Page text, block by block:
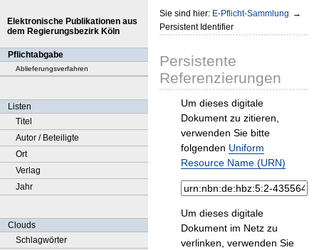
Elektronische Publikationen aus
dem Regierungsbezirk Köln
Pflichtabgabe
Ablieferungsverfahren
Listen
Titel
Autor / Beteiligte
Ort
Verlag
Jahr
Clouds
Schlagwörter
Sie sind hier: E-Pflicht-Sammlung →
Persistent Identifier
Persistente
Referenzierungen
Um dieses digitale
Dokument zu zitieren,
verwenden Sie bitte
folgenden Uniform
Resource Name (URN)
Um dieses digitale
Dokument im Netz zu
verlinken, verwenden Sie